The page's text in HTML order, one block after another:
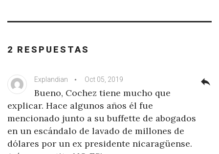
2 RESPUESTAS
Explandian Oct 05, 2019
Bueno, Cochez tiene mucho que
explicar. Hace algunos años él fue
mencionado junto a su buffette de abogados
en un escándalo de lavado de millones de
dólares por un ex presidente nicaragüense.
reply